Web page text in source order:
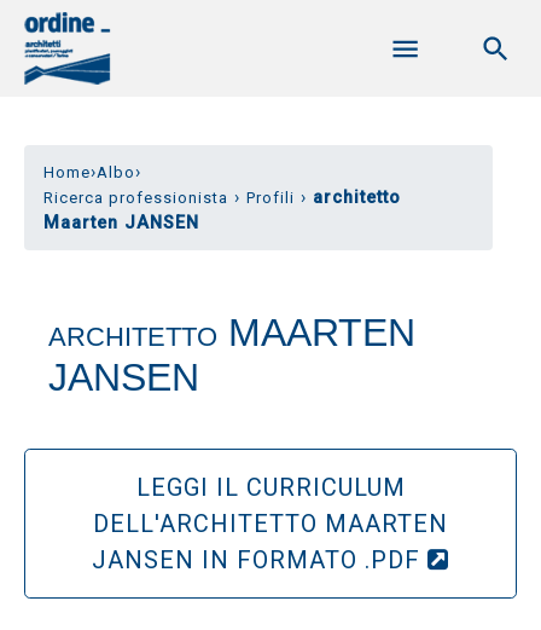
Home›Albo›
Ricerca professionista › Profili › architetto
Maarten JANSEN
ARCHITETTO MAARTEN
JANSEN
LEGGI IL CURRICULUM
DELL'ARCHITETTO MAARTEN
JANSEN IN FORMATO .PDF